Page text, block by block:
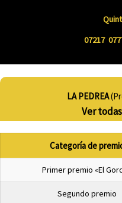
07217
LA PEDREA
Ver
Categoría de
Primer premio «El
Segundo premio